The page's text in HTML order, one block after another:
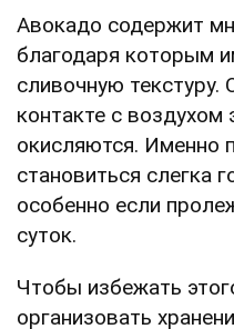
Авокадо содержит
благодаря которым
сливочную
контакте с
окисляются. Именно
становиться слегка
особенно если
суток.
Чтобы избежать
организовать